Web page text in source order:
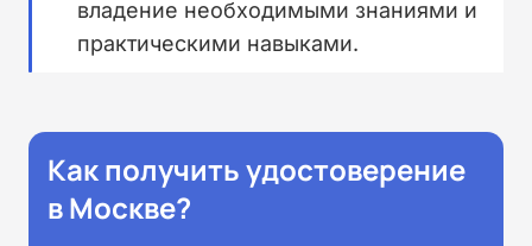
владение необходимыми знаниями и
практическими навыками.
Как получить удостоверение
в Москве?